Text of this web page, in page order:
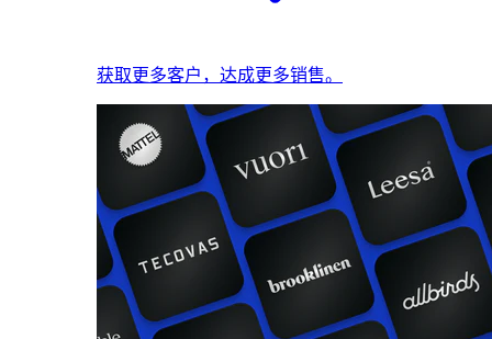
获取更多客户，达成更多销售。